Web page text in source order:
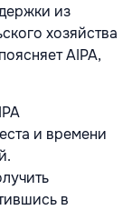
из
хозяйства
AIPA,
и времени
в